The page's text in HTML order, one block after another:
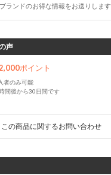
ランドのお得な情報をお送りします
声
ポイント
者のみ可能
間後から30日間です
この商品に関するお問い合わせ